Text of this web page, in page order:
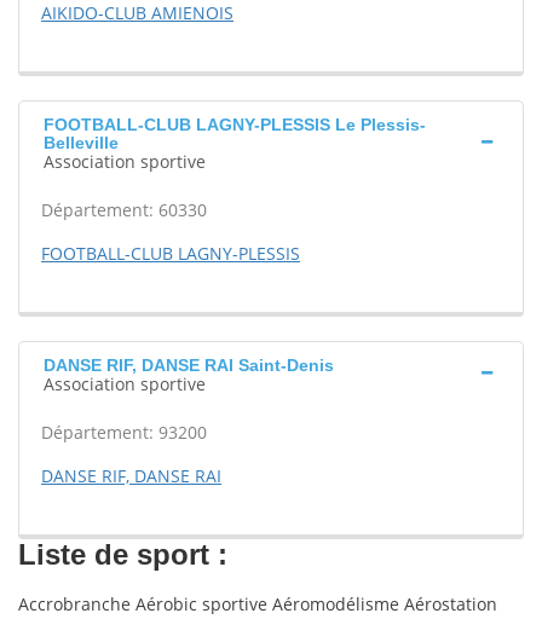
AIKIDO-CLUB AMIENOIS
FOOTBALL-CLUB LAGNY-PLESSIS Le Plessis-
Belleville
Association sportive
Département: 60330
FOOTBALL-CLUB LAGNY-PLESSIS
DANSE RIF, DANSE RAI Saint-Denis
Association sportive
Département: 93200
DANSE RIF, DANSE RAI
Liste de sport :
Accrobranche Aérobic sportive Aéromodélisme Aérostation